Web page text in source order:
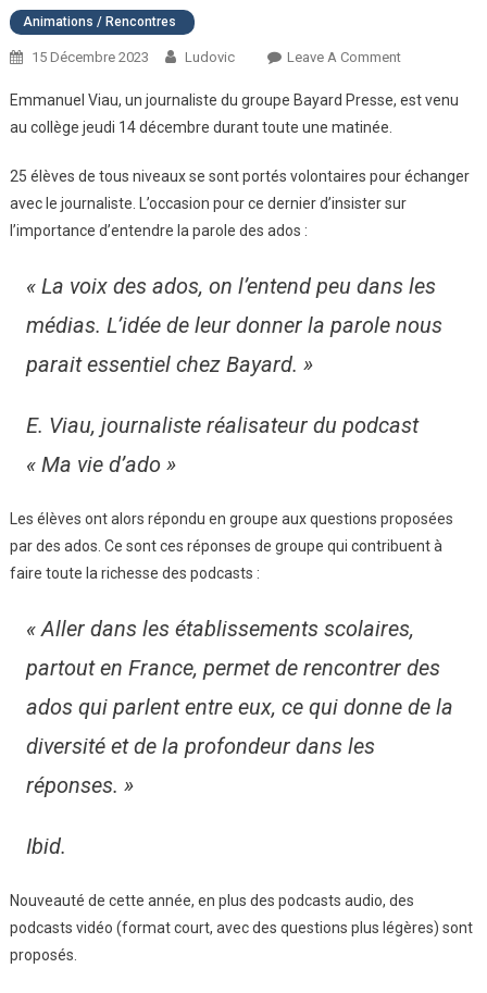
Animations / Rencontres
15 Décembre 2023 Ludovic Leave A CommentOn
Vie
Des
Podcasts
Un
De
Collège
Emmanuel Viau, un journaliste du groupe Bayard Presse, est venu
au collège jeudi 14 décembre durant toute une matinée.
25 élèves de tous niveaux se sont portés volontaires pour échanger
avec le journaliste. L’occasion pour ce dernier d’insister sur
l’importance d’entendre la parole des ados :
« La voix des ados, on l’entend peu dans les
médias. L’idée de leur donner la parole nous
parait essentiel chez Bayard. »
E. Viau, journaliste réalisateur du podcast
« Ma vie d’ado »
Les élèves ont alors répondu en groupe aux questions proposées
par des ados. Ce sont ces réponses de groupe qui contribuent à
faire toute la richesse des podcasts :
« Aller dans les établissements scolaires,
partout en France, permet de rencontrer des
ados qui parlent entre eux, ce qui donne de la
diversité et de la profondeur dans les
réponses. »
Ibid.
Nouveauté de cette année, en plus des podcasts audio, des
podcasts vidéo (format court, avec des questions plus légères) sont
proposés.